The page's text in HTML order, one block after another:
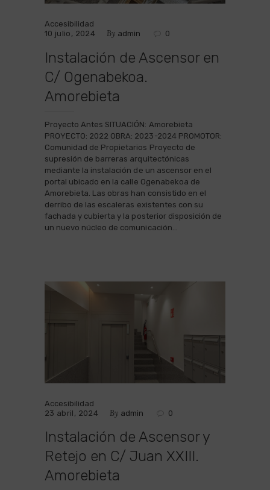
Accesibilidad
10 julio, 2024
By admin 0
Instalación de Ascensor en
C/ Ogenabekoa.
Amorebieta
Proyecto Antes SITUACIÓN: Amorebieta
PROYECTO: 2022 OBRA: 2023-2024 PROMOTOR:
Comunidad de Propietarios Proyecto de
supresión de barreras arquitectónicas
mediante la instalación de un ascensor en el
portal ubicado en la calle Ogenabekoa de
Amorebieta. Las obras han consistido en el
derribo de las escaleras existentes con su
fachada y cubierta y la posterior disposición de
un nuevo núcleo de comunicación…
Accesibilidad
23 abril, 2024
By admin 0
Instalación de Ascensor y
Retejo en C/ Juan XXIII.
Amorebieta